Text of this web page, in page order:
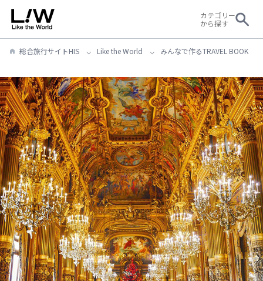
カテゴリー
から探す
総合旅行サイトHIS Like the World みんなで作るTRAVEL BOOK